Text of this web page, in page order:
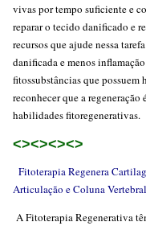
vivas por tempo suficiente e
reparar o tecido danificado e
recursos que ajude nessa
danificada e menos
fitossubstâncias que possuem
reconhecer que a
habilidades fitoregenerativas.
<><><><>
Fitoterapia Regenera
Articulação e Coluna
A Fitoterapia Regenerativa